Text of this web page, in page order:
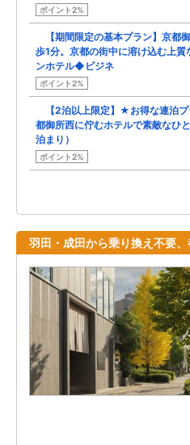
ポイント2%
【期間限定の基本プラン】京都
歩1分。京都の街中に溶け込む上質
ンホテル◆ビジネ
ポイント2%
【2泊以上限定】★お得な連泊
都御所西に佇むホテルで素敵なひ
泊まり）
ポイント2%
羽田・成田から乗り換え不要